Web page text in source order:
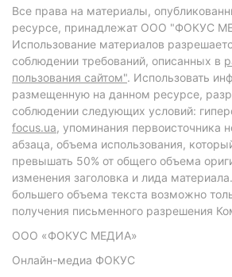
Все права на материалы,
ресурсе, принадлежат ООО "ФОКУС
Использование материалов
соблюдении требований, описанных в
пользования сайтом". Использовать
размещенную на данном ресурсе,
соблюдении следующих условий:
focus.ua, упоминания первоисточника
абзаца, объема использования,
превышать 50% от общего объема
изменения заголовка и лида
большего объема текста возможно
получения письменного разрешения
ООО «ФОКУС МЕДИА»
Онлайн-медиа ФОКУС